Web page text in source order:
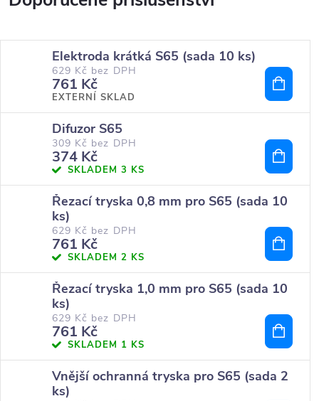
Elektroda krátká S65 (sada 10 ks)
629 Kč bez DPH
761 Kč
EXTERNÍ SKLAD
Difuzor S65
309 Kč bez DPH
374 Kč
SKLADEM 3 KS
Řezací tryska 0,8 mm pro S65 (sada 10
ks)
629 Kč bez DPH
761 Kč
SKLADEM 2 KS
Řezací tryska 1,0 mm pro S65 (sada 10
ks)
629 Kč bez DPH
761 Kč
SKLADEM 1 KS
Vnější ochranná tryska pro S65 (sada 2
ks)